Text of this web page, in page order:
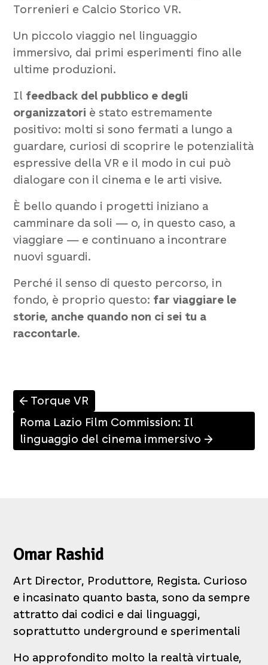
Torrenieri e Calcio Storico VR.
Un piccolo viaggio nel linguaggio
immersivo, dai primi esperimenti fino alle
ultime produzioni.
Il feedback del pubblico e degli
organizzatori è stato estremamente
positivo: molti si sono fermati a lungo a
guardare, curiosi di scoprire le potenzialità
espressive della VR e il modo in cui può
dialogare con il cinema e le arti visive.
È bello quando i progetti iniziano a
camminare da soli — o, in questo caso, a
viaggiare — e continuano a incontrare
nuovi sguardi.
Perché il senso di questo percorso, in
fondo, è proprio questo: far viaggiare le
storie, anche quando non ci sei tu a
raccontarle.
↑ Torque VR
Roma Lazio Film Commission: Il
linguaggio del cinema immersivo ↑
Omar Rashid
Art Director, Produttore, Regista. Curioso
e incasinato quanto basta, sono da sempre
attratto dai codici e dai linguaggi,
soprattutto underground e sperimentali
Ho approfondito molto la realtà virtuale,